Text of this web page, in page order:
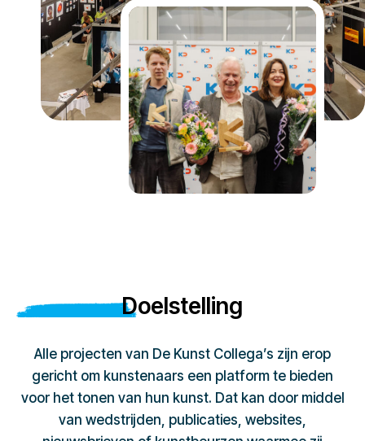
Doelstelling
Alle projecten van De Kunst Collega’s zijn erop
gericht om kunstenaars een platform te bieden
voor het tonen van hun kunst. Dat kan door middel
van wedstrijden, publicaties, websites,